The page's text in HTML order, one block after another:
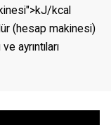
kcal
(hesap makinesi)
ayrıntıları